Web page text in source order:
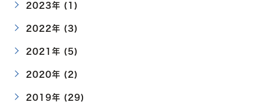
2023年 (1)
2022年 (3)
2021年 (5)
2020年 (2)
2019年 (29)